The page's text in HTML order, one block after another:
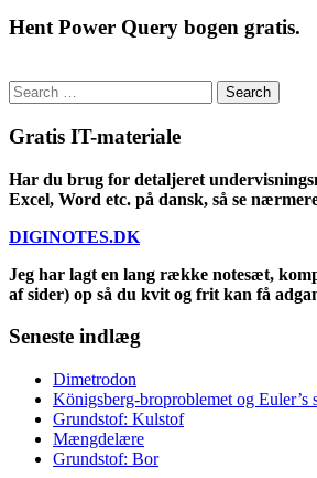
Hent Power Query bogen gratis.
Search
for:
Gratis IT-materiale
Har du brug for detaljeret
Excel, Word etc. på dansk, så se
DIGINOTES.DK
Jeg har lagt en lang række notesæt,
af sider) op så du kvit og frit kan få
Seneste indlæg
Dimetrodon
Königsberg-broproblemet og Euler’s
Grundstof: Kulstof
Mængdelære
Grundstof: Bor